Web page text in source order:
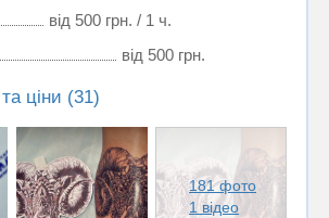
від 500 грн. / 1 ч.
від 500 грн.
ціни (31)
181 фото
1 відео